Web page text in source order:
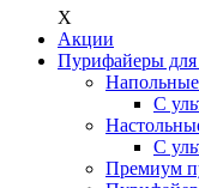
X
Акции
Пурифайеры
С
С
Премиум